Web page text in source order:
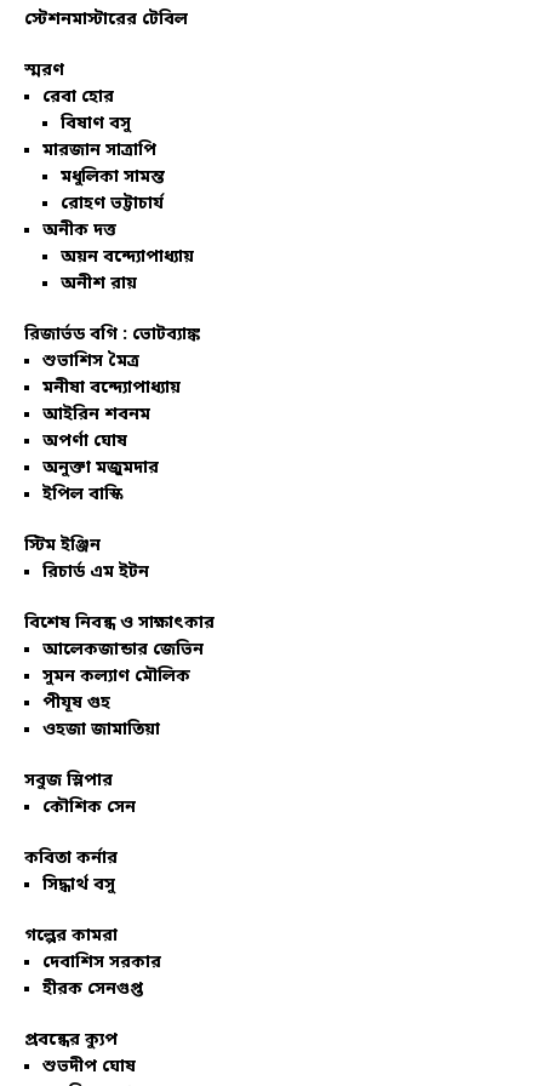
স্টেশনমাস্টারের টেবিল
স্মরণ
রেবা হোর
বিষাণ বসু
মারজান সাত্রাপি
মধুলিকা সামন্ত
রোহণ ভট্টাচার্য
অনীক দত্ত
অয়ন বন্দ্যোপাধ্যায়
অনীশ রায়
রিজার্ভড বগি : ভোটব্যাঙ্ক
শুভাশিস মৈত্র
মনীষা বন্দ্যোপাধ্যায়
আইরিন শবনম
অপর্ণা ঘোষ
অনুক্তা মজুমদার
ইপিল বাস্কি
স্টিম ইঞ্জিন
রিচার্ড এম ইটন
বিশেষ নিবন্ধ ও সাক্ষাৎকার
আলেকজান্ডার জেভিন
সুমন কল্যাণ মৌলিক
পীযূষ গুহ
ওহজা জামাতিয়া
সবুজ স্লিপার
কৌশিক সেন
কবিতা কর্নার
সিদ্ধার্থ বসু
গল্পের কামরা
দেবাশিস সরকার
হীরক সেনগুপ্ত
প্রবন্ধের ক্যুপ
শুভদীপ ঘোষ